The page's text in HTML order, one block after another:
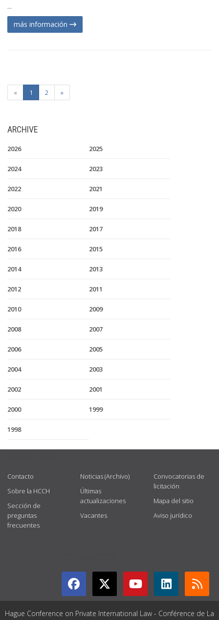
...
más información
« 1 2 »
ARCHIVE
2026 2025
2024 2023
2022 2021
2020 2019
2018 2017
2016 2015
2014 2013
2012 2011
2010 2009
2008 2007
2006 2005
2004 2003
2002 2001
2000 1999
1998
Contacto
Sobre la HCCH
Sección de
preguntas
frecuentes
Noticias (Archivo)
Últimas
actualizaciones
Vacantes
Convocatorias de
licitación
Mapa del sitio
Aviso jurídico
Hague Conference on Private International Law - Conférence de La